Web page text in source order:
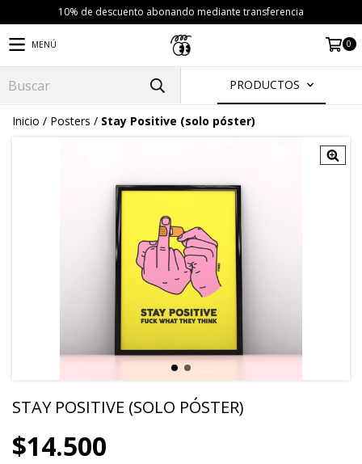
10% de descuento abonando mediante transferencia
MENÚ 0
PRODUCTOS
Inicio / Posters / Stay Positive (solo póster)
STAY POSITIVE (SOLO PÓSTER)
$14.500